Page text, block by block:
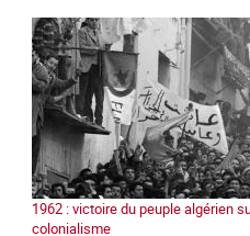
1962 : victoire du peuple algérien
colonialisme